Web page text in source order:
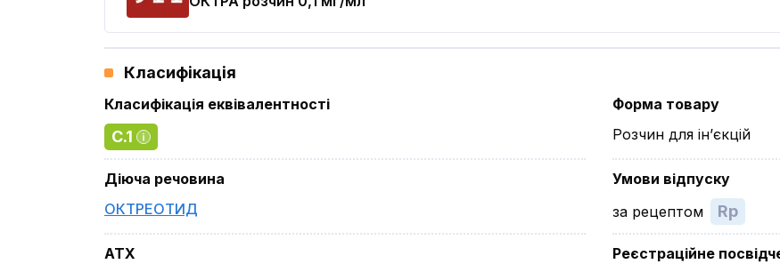
Класифікація
Класифікація еквівалентності
C.1
Діюча речовина
ОКТРЕОТИД
ATX
Форма товару
Розчин для ін’єкцій
Умови відпуску
за рецептом
Rp
Реєстраційне